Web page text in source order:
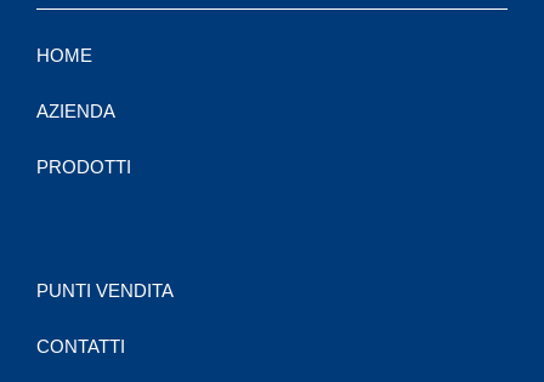
HOME
AZIENDA
PRODOTTI
PUNTI VENDITA
CONTATTI